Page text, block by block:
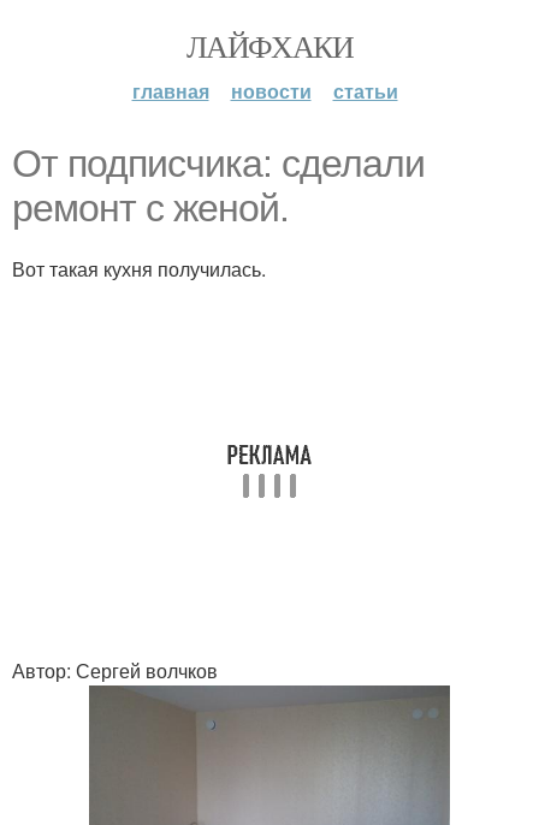
ЛАЙФХАКИ
главная новости статьи
От подписчика: сделали
ремонт с женой.
Вот такая кухня получилась.
Автор: Сергей волчков